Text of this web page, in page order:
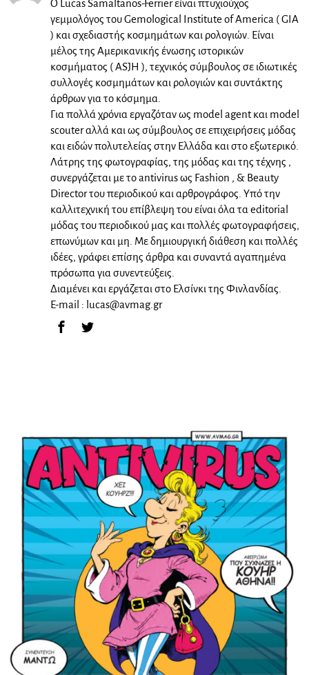
Ο Lucas Samaltanos-Ferrier είναι πτυχιούχος
γεμμολόγος του Gemological Institute of America ( GIA
) και σχεδιαστής κοσμημάτων και ρολογιών. Είναι
μέλος της Αμερικανικής ένωσης ιστορικών
κοσμήματος ( ASJH ), τεχνικός σύμβουλος σε ιδιωτικές
συλλογές κοσμημάτων και ρολογιών και συντάκτης
άρθρων για το κόσμημα.
Για πολλά χρόνια εργαζόταν ως model agent και model
scouter αλλά και ως σύμβουλος σε επιχειρήσεις μόδας
και ειδών πολυτελείας στην Ελλάδα και στο εξωτερικό.
Λάτρης της φωτογραφίας, της μόδας και της τέχνης ,
συνεργάζεται με το antivirus ως Fashion , & Beauty
Director του περιοδικού και αρθρογράφος. Υπό την
καλλιτεχνική του επίβλεψη του είναι όλα τα editorial
μόδας του περιοδικού μας και πολλές φωτογραφήσεις,
επωνύμων και μη. Με δημιουργική διάθεση και πολλές
ιδέες, γράφει επίσης άρθρα και συναντά αγαπημένα
πρόσωπα για συνεντεύξεις.
Διαμένει και εργάζεται στο Ελσίνκι της Φινλανδίας.
E-mail : lucas@avmag.gr